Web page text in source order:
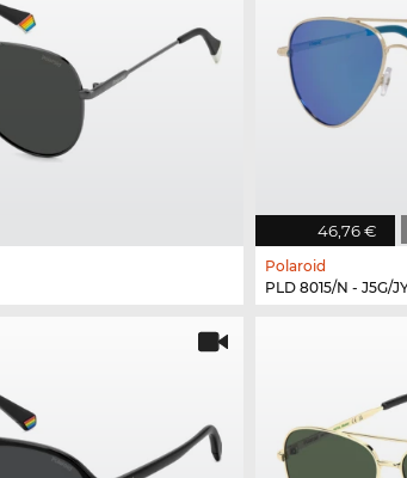
46,76 €
Polaroid
PLD 8015/N - J5G/